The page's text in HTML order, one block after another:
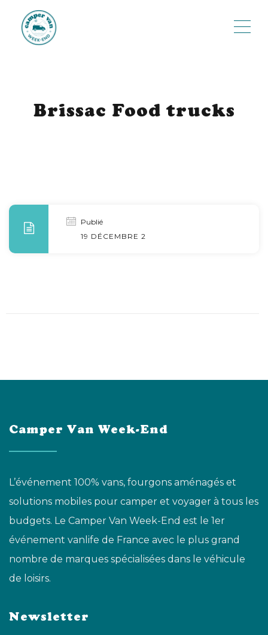
Brissac Food trucks
Publié
19 DÉCEMBRE 2022
Camper Van Week-End
L’événement 100% vans, fourgons aménagés et
solutions mobiles pour camper et voyager à tous les
budgets. Le Camper Van Week-End est le 1er
événement vanlife de France avec le plus grand
nombre de marques spécialisées dans le véhicule
de loisirs.
Newsletter